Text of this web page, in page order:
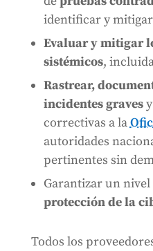
identificar y
Evaluar y mitigar
sistémicos,
Rastrear,
incidentes gravesy
correctivas a la
autoridades
pertinentes sin
Garantizar un nivel
protección de la
Todos los